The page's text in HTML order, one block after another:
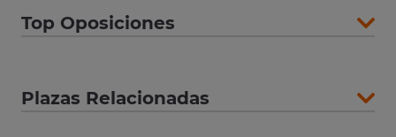
Top Oposiciones
Plazas Relacionadas